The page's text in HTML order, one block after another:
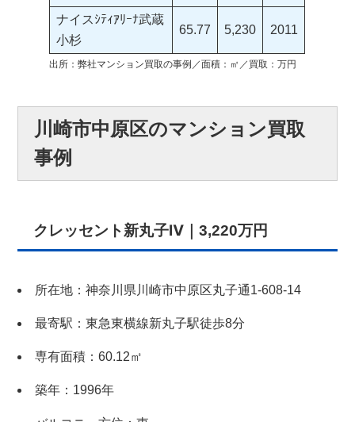
ナイスｼﾃｨｱﾘｰﾅ武蔵
小杉
65.77 5,230 2011
出所：弊社マンション買取の事例／面積：㎡／買取：万円
川崎市中原区のマンション買取
事例
クレッセント新丸子Ⅳ｜3,220万円
所在地：神奈川県川崎市中原区丸子通1-608-14
最寄駅：東急東横線新丸子駅徒歩8分
専有面積：60.12㎡
築年：1996年